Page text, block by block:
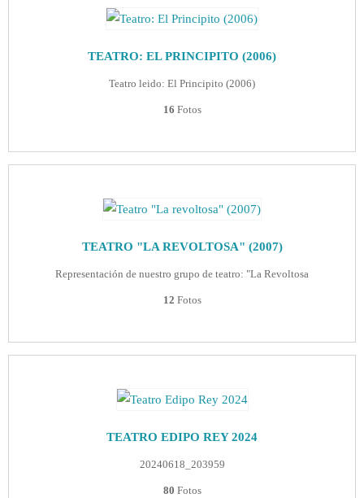
TEATRO: EL PRINCIPITO (2006)
Teatro leido: El Principito (2006)
16 Fotos
TEATRO "LA REVOLTOSA" (2007)
Representación de nuestro grupo de teatro: "La Revoltosa
12 Fotos
TEATRO EDIPO REY 2024
20240618_203959
80 Fotos